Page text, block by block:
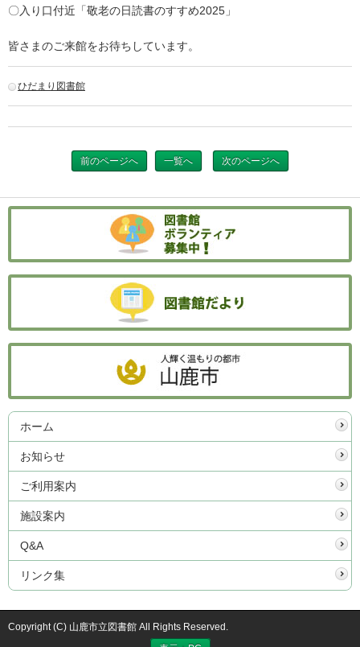
〇入り口付近「敬老の日読書のすすめ2025」
皆さまのご来館をお待ちしています。
ひだまり図書館
前のページへ 一覧へ 次のページへ
ホーム
お知らせ
ご利用案内
施設案内
Q&A
リンク集
Copyright (C) 山鹿市立図書館 All Rights Reserved.